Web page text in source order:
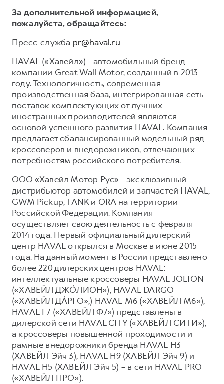
За дополнительной информацией,
пожалуйста, обращайтесь:
Пресс-служба pr@haval.ru
HAVAL («Хавейл») - автомобильный бренд
компании Great Wall Motor, созданный в 2013
году. Технологичность, современная
производственная база, интегрированная сеть
поставок комплектующих от лучших
иностранных производителей являются
основой успешного развития HAVAL. Компания
предлагает сбалансированный модельный ряд
кроссоверов и внедорожников, отвечающих
потребностям российского потребителя.
ООО «Хавейл Мотор Рус» - эксклюзивный
дистрибьютор автомобилей и запчастей HAVAL,
GWM Pickup, TANK и ORA на территории
Российской Федерации. Компания
осуществляет свою деятельность с февраля
2014 года. Первый официальный дилерский
центр HAVAL открылся в Москве в июне 2015
года. На данный момент в России представлено
более 220 дилерских центров HAVAL:
интеллектуальные кроссоверы HAVAL JOLION
(«ХАВЕЙЛ ДЖО́ЛИОН»), HAVAL DARGO
(«ХАВЕЙЛ ДА́РГО»,) HAVAL М6 («ХАВЕЙЛ M6»),
HAVAL F7 («ХАВЕЙЛ Ф7») представлены в
дилерской сети HAVAL CITY («ХАВЕЙЛ СИТИ»),
а кроссоверы повышенной проходимости и
рамные внедорожники бренда HAVAL H3
(ХАВЕЙЛ Эйч 3), HAVAL H9 (ХАВЕЙЛ Эйч 9) и
HAVAL H5 (ХАВЕЙЛ Эйч 5) – в сети HAVAL PRO
(«ХАВЕЙЛ ПРО»).